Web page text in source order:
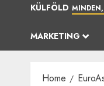
KÜLFÖLD
MARKETING
Home